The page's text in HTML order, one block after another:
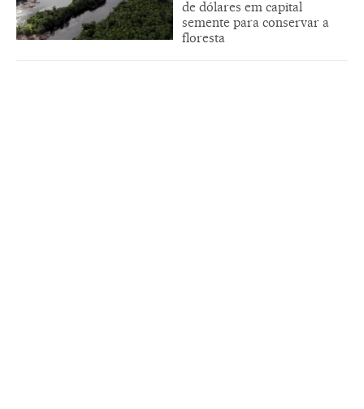
de dólares em capital
semente para conservar a
floresta